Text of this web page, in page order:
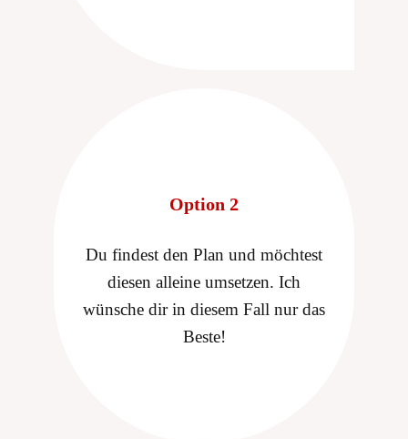
Option 2
Du findest den Plan und möchtest
diesen alleine umsetzen. Ich
wünsche dir in diesem Fall nur das
Beste!